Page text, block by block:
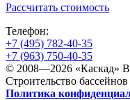
Рассчитать стоимость
Телефон:
+7 (495) 782-40-35
+7 (963) 750-40-35
© 2008—2026 «Каскад»
Строительство бассейнов
Политика